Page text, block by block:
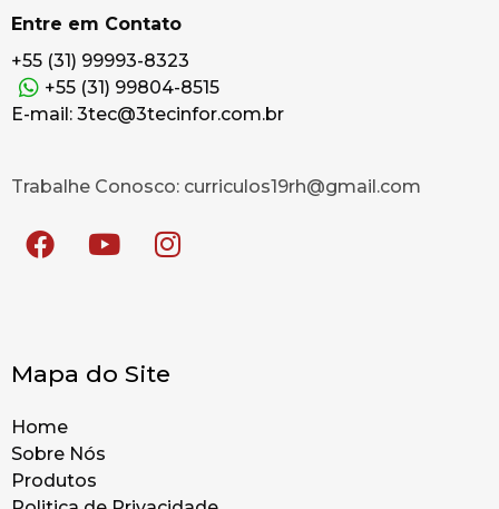
Entre em Contato
+55 (31) 99993-8323
+55 (31) 99804-8515
E-mail: 3tec@3tecinfor.com.br
Trabalhe Conosco: curriculos19rh@gmail.com
Mapa do Site
Home
Sobre Nós
Produtos